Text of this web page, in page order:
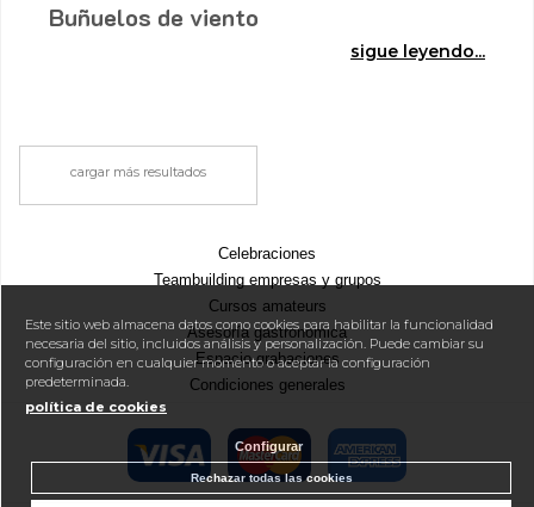
Buñuelos de viento
sigue leyendo...
cargar más resultados
Celebraciones
Teambuilding empresas y grupos
Cursos amateurs
Asesoría gastronómica
Espacio grabaciones
Condiciones generales
Blog / Recetas
Este sitio web almacena datos como cookies para habilitar la funcionalidad
necesaria del sitio, incluidos análisis y personalización. Puede cambiar su
configuración en cualquier momento o aceptar la configuración
predeterminada.
política de cookies
Configurar
Rechazar todas las cookies